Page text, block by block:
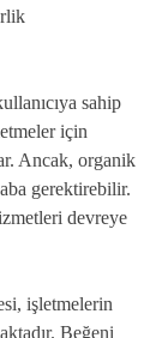
sahip
için
Ancak, organik
gerektirebilir.
devreye
işletmelerin
Beğeni